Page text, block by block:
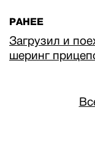
РАНЕЕ
Загрузил и
шеринг